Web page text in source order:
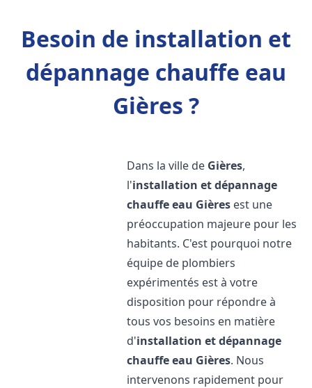
Besoin de installation et
dépannage chauffe eau
Gières ?
Dans la ville de Gières,
l'installation et dépannage
chauffe eau Gières est une
préoccupation majeure pour les
habitants. C'est pourquoi notre
équipe de plombiers
expérimentés est à votre
disposition pour répondre à
tous vos besoins en matière
d'installation et dépannage
chauffe eau Gières. Nous
intervenons rapidement pour